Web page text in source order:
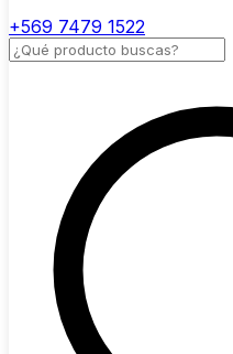
+569 7479 1522
Buscar productos